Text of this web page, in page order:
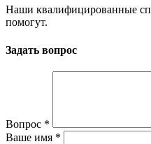
Наши квалифицированные
помогут.
Задать вопрос
Вопрос *
Ваше имя *